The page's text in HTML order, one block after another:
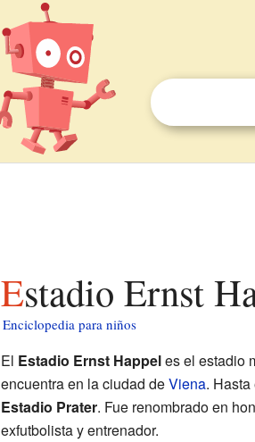
Estadio Ernst
Enciclopedia para niños
El Estadio Ernst Happeles el estadio
encuentra en la ciudad deViena. Hasta
Estadio Prater. Fue renombrado en
exfutbolista y entrenador.